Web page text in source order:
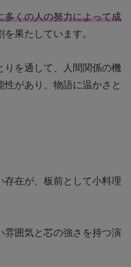
多くの人の努力によって成
を果たしています。
りを通して、人間関係の機
があり、物語に温かさと
存在が、板前として小料理
雰囲気と芯の強さを持つ演